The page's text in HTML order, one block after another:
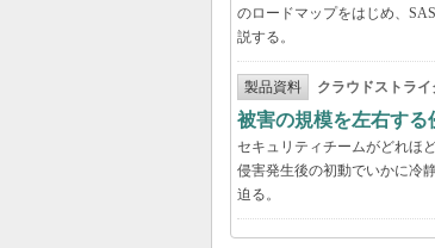
のロードマップをはじめ、
説する。
製品資料 クラウドストラ
被害の規模を左右する
セキュリティチームがどれほ
侵害発生後の初動でいかに冷
迫る。